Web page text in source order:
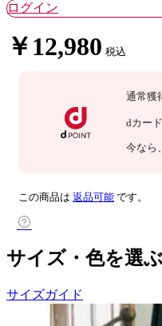
ログイン
￥12,980 税込
通常獲
dカー
今なら
この商品は 返品可能 です。
サイズ・色を選
サイズガイド